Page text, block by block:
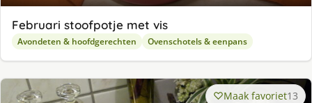
Februari stoofpotje met vis
Avondeten & hoofdgerechten Ovenschotels & eenpans
Maak favoriet13